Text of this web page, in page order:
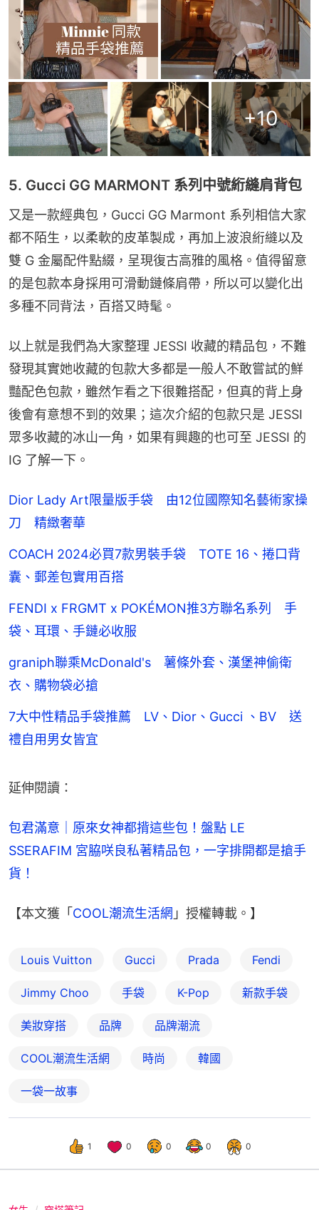
+10
5. Gucci GG MARMONT 系列中號絎縫肩背包
又是一款經典包，Gucci GG Marmont 系列相信大家
都不陌生，以柔軟的皮革製成，再加上波浪絎縫以及
雙 G 金屬配件點綴，呈現復古高雅的風格。值得留意
的是包款本身採用可滑動鏈條肩帶，所以可以變化出
多種不同背法，百搭又時髦。
以上就是我們為大家整理 JESSI 收藏的精品包，不難
發現其實她收藏的包款大多都是一般人不敢嘗試的鮮
豔配色包款，雖然乍看之下很難搭配，但真的背上身
後會有意想不到的效果；這次介紹的包款只是 JESSI
眾多收藏的冰山一角，如果有興趣的也可至 JESSI 的
IG 了解一下。
Dior Lady Art限量版手袋 由12位國際知名藝術家操
刀 精緻奢華
COACH 2024必買7款男裝手袋 TOTE 16、捲口背
囊、郵差包實用百搭
FENDI x FRGMT x POKÉMON推3方聯名系列 手
袋、耳環、手鏈必收服
graniph聯乘McDonald's 薯條外套、漢堡神偷衛
衣、購物袋必搶
7大中性精品手袋推薦 LV、Dior、Gucci 、BV 送
禮自用男女皆宜
延伸閱讀：
包君滿意｜原來女神都揹這些包！盤點 LE
SSERAFIM 宮脇咲良私著精品包，一字排開都是搶手
貨！
【本文獲「COOL潮流生活網 」授權轉載。】
Louis Vuitton Gucci Prada Fendi
Jimmy Choo 手袋 K-Pop 新款手袋
美妝穿搭 品牌 品牌潮流
COOL潮流生活網 時尚 韓國
一袋一故事
1 0 0 0 0